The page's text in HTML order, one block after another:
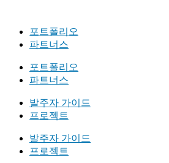
포트폴리오
파트너스
포트폴리오
파트너스
발주자 가이드
프로젝트
발주자 가이드
프로젝트